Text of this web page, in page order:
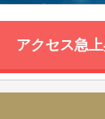
アクセス急